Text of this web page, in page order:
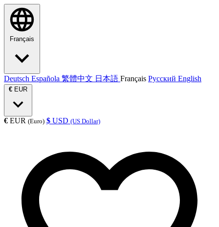
Français
Deutsch Española 繁體中文 日本語 Français Русский English
€ EUR
€ EUR (Euro) $ USD (US Dollar)